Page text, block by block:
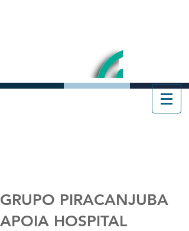
GRUPO PIRACANJUBA
APOIA HOSPITAL